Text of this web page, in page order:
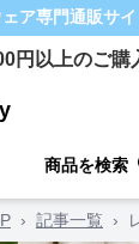
ア専門通販サイ
円以上のご購
商品を検索
› 記事一覧 ›